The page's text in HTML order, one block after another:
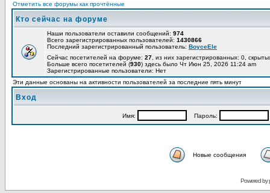
Отметить все форумы как прочтённые
Кто сейчас на форуме
Наши пользователи оставили сообщений: 974
Всего зарегистрированных пользователей: 1430866
Последний зарегистрированный пользователь: BoyceEle
Сейчас посетителей на форуме: 27 , из них зарегистрированных: 0,
Больше всего посетителей (930) здесь было Чт Июн 25, 2026 11:24 am
Зарегистрированные пользователи: Нет
Эти данные основаны на активности пользователей за последние пять минут
Вход
Имя: Пароль:
Новые сообщения
Powered by